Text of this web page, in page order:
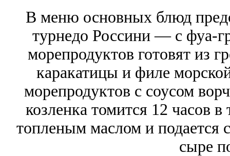
В меню основных блюд
турнедо Россини — с фуа-
морепродуктов готовят из
каракатицы и филе
морепродуктов с соусом
козленка томится 12 часов в
топленым маслом и подается
сыре